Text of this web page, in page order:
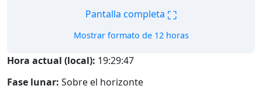
Pantalla completa ⛶
Mostrar formato de 12 horas
Hora actual (local): 19:29:48
Fase lunar: Sobre el horizonte